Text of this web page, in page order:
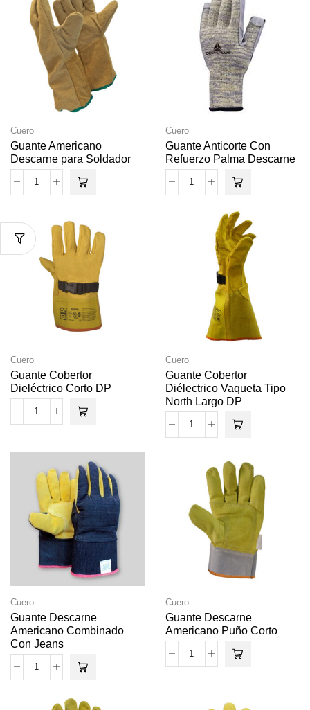
Cuero
Guante Americano
Descarne para Soldador
Cuero
Guante Anticorte Con
Refuerzo Palma Descarne
Cuero
Guante Cobertor
Dieléctrico Corto DP
Cuero
Guante Cobertor
Diélectrico Vaqueta Tipo
North Largo DP
Cuero
Guante Descarne
Americano Combinado
Con Jeans
Cuero
Guante Descarne
Americano Puño Corto